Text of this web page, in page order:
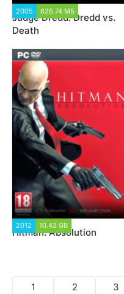
2005 626.74 МБ
Judge Dredd: Dredd vs.
Death
2012 10.42 GB
Hitman: Absolution
1 2 3